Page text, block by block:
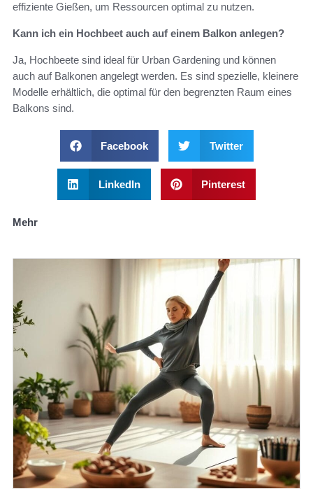
effiziente Gießen, um Ressourcen optimal zu nutzen.
Kann ich ein Hochbeet auch auf einem Balkon anlegen?
Ja, Hochbeete sind ideal für Urban Gardening und können
auch auf Balkonen angelegt werden. Es sind spezielle, kleinere
Modelle erhältlich, die optimal für den begrenzten Raum eines
Balkons sind.
Facebook Twitter
LinkedIn Pinterest
Mehr